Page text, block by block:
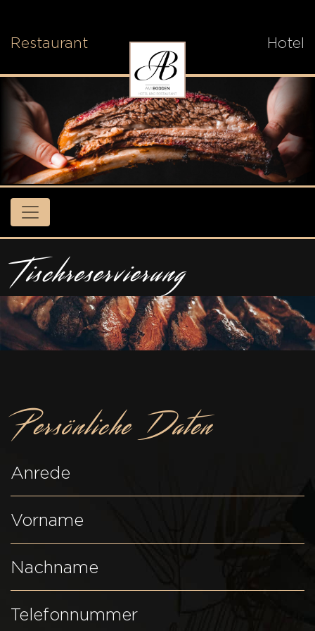
Restaurant Hotel
Tischreservierung
Persönliche Daten